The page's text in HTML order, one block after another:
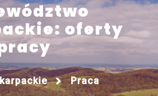
oferty
Praca